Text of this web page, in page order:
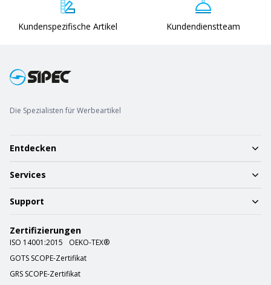
Kundenspezifische Artikel Kundendienstteam
Die Spezialisten für Werbeartikel
Entdecken
Services
Support
Zertifizierungen
ISO 14001:2015
OEKO-TEX®
GOTS SCOPE-Zertifikat
GRS SCOPE-Zertifikat